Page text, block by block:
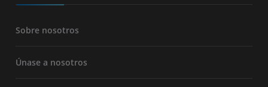
Sobre nosotros
Únase a nosotros